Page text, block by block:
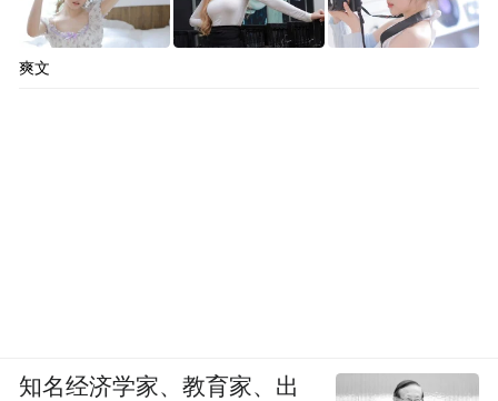
爽文
知名经济学家、教育家、出